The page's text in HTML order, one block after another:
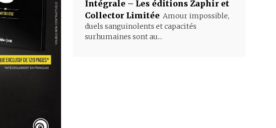
Intégrale – Les éditions Zaphir et
Collector Limitée Amour impossible,
duels sanguinolents et capacités
surhumaines sont au...